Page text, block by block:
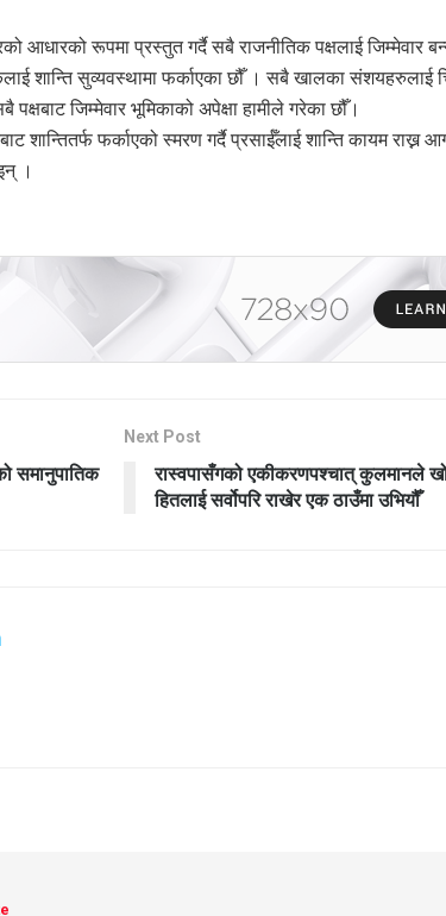
आधारको रूपमा प्रस्तुत गर्दै सबै राजनीतिक पक्षलाई जिम्मेवार
शान्ति सुव्यवस्थामा फर्काएका छौँ । सबै खालका संशयहरुलाई
पक्षबाट जिम्मेवार भूमिकाको अपेक्षा हामीले गरेका छौँ।
शान्तितर्फ फर्काएको स्मरण गर्दै प्रसाईँलाई शान्ति कायम राख्न
।
समानुपातिक
Next Post
रास्वपासँगको एकीकरणपश्चात् कुलमानले
हितलाई सर्वोपरि राखेर एक ठाउँमा उभियौँ